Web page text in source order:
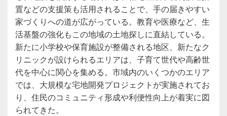
置などの支援策も活用されることで、手の届きやすい
家づくりへの道が広がっている。教育や医療など、生
活基盤の強化もこの地域の土地探しに直結している。
新たに小学校や保育施設が整備される地区、新たなク
リニックが設けられるエリアは、子育て世代や高齢世
代を中心に関心を集める。市域内のいくつかのエリア
では、大規模な宅地開発プロジェクトが実施されてお
り、住民のコミュニティ形成や利便性向上が着実に図
られてきた。